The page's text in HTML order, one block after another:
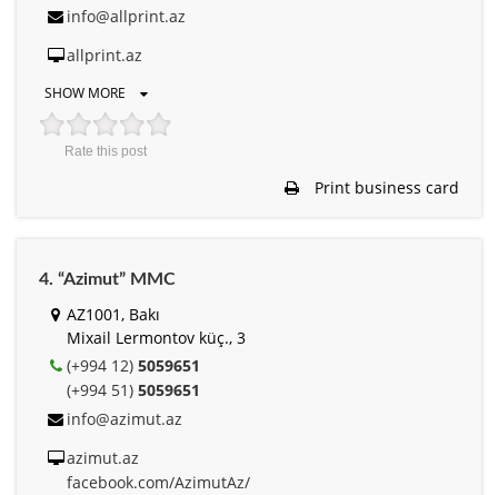
info@allprint.az
allprint.az
SHOW MORE
Rate this post
Print business card
4. “Azimut” MMC
AZ1001, Bakı
Mixail Lermontov küç., 3
(+994 12) 5059651
(+994 51) 5059651
info@azimut.az
azimut.az
facebook.com/AzimutAz/